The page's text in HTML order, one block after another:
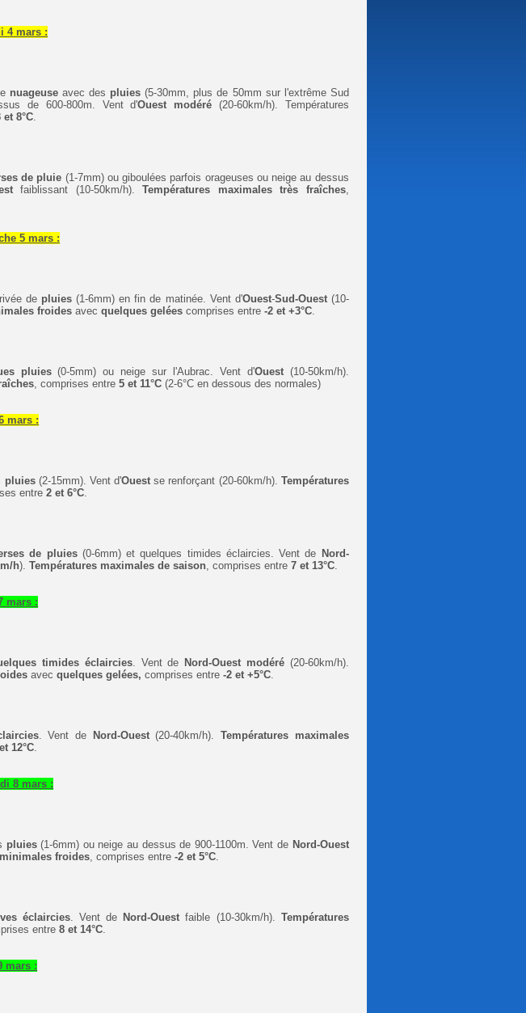
4 mars :
nuageuseavec des pluies(5-30mm, plus de 50mm sur l'extrême Sud
de 600-800m . Vent d'Ouest modéré (20-60km/h).
Températures
et 8°C
de pluie (1-7mm) ou giboulées parfois orageuses ou neige au dessus
faiblissant (10-50km/h). Températures maximales très fraîches,
5 mars :
de pluies(1-6mm) en fin de matinée. Vent d'Ouest-Sud-Ouest(10-
froides avec quelques gelées comprises entre -2 et +3°C
pluies(0-5mm) ou neige sur l'Aubrac. Vent d'Ouest (10-50km/h).
comprises entre 5 et 11°C (2-6°C en dessous des normales)
mars :
pluies(2-15mm). Vent d'Ouestse renforçant (20-60km/h). Températures
entre 2 et 6°C
de pluies (0-6mm) et quelques timides éclaircies . Vent de Nord-
h). Températures maximales de saison comprises entre 7 et 13°C
mars :
timides éclaircies. Vent de Nord-Ouest modéré(20-60km/h).
avec quelques gelées, comprises entre -2 et +5°C
. Vent de Nord-Ouest(20-40km/h).
Températures maximales
et 12°C
8 mars :
pluies(1-6mm) ou neige au dessus de 900-1100m. Vent de Nord-Ouest
froides comprises entre -2 et 5°C
éclaircies. Vent de Nord-Ouestfaible (10-30km/h).
Températures
entre 8 et 14°C
mars :